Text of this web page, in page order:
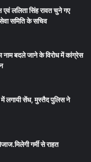
एवं ललिता सिंह रावत चुने गए
समिति के सचिव
नाम बदले जाने के विरोध में कांग्रेस
में लगायी सेंध, मुस्तैद पुलिस ने
गर्मी से राहत